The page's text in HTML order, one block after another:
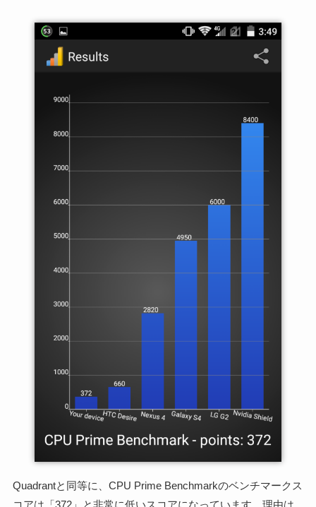
Quadrantと同等に、CPU Prime Benchmarkのベンチマークス